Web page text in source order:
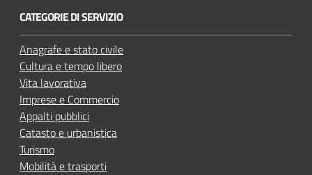
CATEGORIE DI SERVIZIO
Anagrafe e stato civile
Cultura e tempo libero
Vita lavorativa
Imprese e Commercio
Appalti pubblici
Catasto e urbanistica
Turismo
Mobilità e trasporti